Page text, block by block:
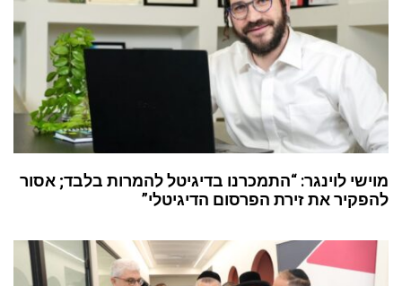
מוישי לוינגר: “התמכרנו בדיגיטל להמרות בלבד; אסור
להפקיר את זירת הפרסום הדיגיטלי”